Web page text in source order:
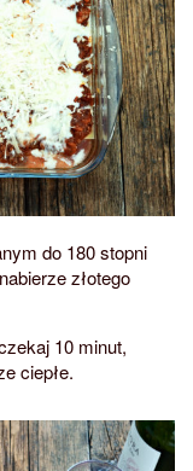
do 180 stopni
złotego
10 minut,
ciepłe.